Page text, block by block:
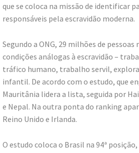
que se coloca na missão de identificar
responsáveis pela escravidão moderna.
Segundo a ONG, 29 milhões de
condições análogas à escravidão –
tráfico humano, trabalho servil,
infantil. De acordo com o estudo, que
Mauritânia lidera a lista, seguida por
e Nepal. Na outra ponta do ranking
Reino Unido e Irlanda.
O estudo coloca o Brasil na 94ª